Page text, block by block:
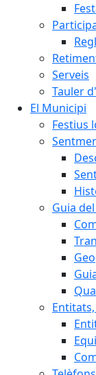
Serveis
Tauler
El Municipi
Festius
Guia